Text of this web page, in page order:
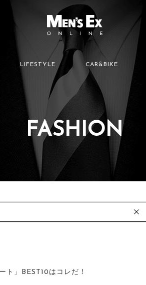
LIFESTYLE CAR&BIKE
FASHION
ト」BEST10はコレだ！